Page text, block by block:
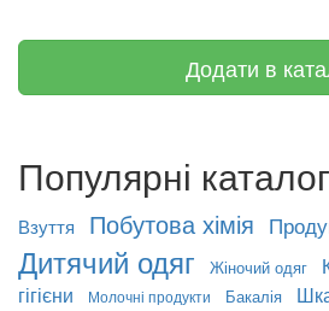
Додати в
Популярні
Взуття Побутова хімія
Дитячий одяг Жіночий одяг
гігієни
Молочні продукти Бакалія